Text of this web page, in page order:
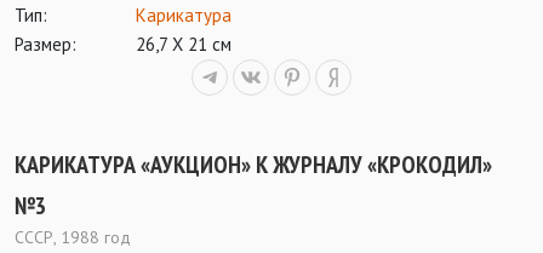
Тип:
Карикатура
Размер:
26,7 Х 21 см
КАРИКАТУРА «АУКЦИОН» К ЖУРНАЛУ «КРОКОДИЛ»
№3
СССР, 1988 год